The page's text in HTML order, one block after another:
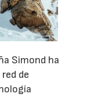
Simond ha
de